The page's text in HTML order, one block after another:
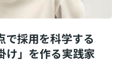
で採用を科学する
け」を作る実践家